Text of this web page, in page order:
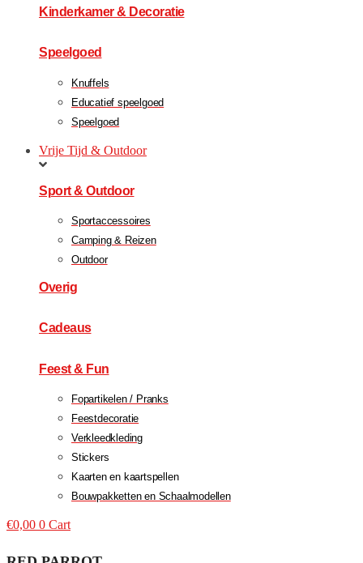
Kinderkamer & Decoratie
Speelgoed
Knuffels
Educatief speelgoed
Speelgoed
Vrije Tijd & Outdoor
Sport & Outdoor
Sportaccessoires
Camping & Reizen
Outdoor
Overig
Cadeaus
Feest & Fun
Fopartikelen / Pranks
Feestdecoratie
Verkleedkleding
Stickers
Kaarten en kaartspellen
Bouwpakketten en Schaalmodellen
€0,00 0 Cart